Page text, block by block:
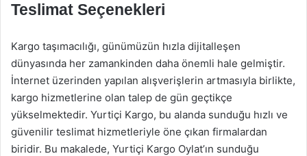
Teslimat Seçenekleri
Kargo taşımacılığı, günümüzün hızla dijitalleşen
dünyasında her zamankinden daha önemli hale gelmiştir.
İnternet üzerinden yapılan alışverişlerin artmasıyla birlikte,
kargo hizmetlerine olan talep de gün geçtikçe
yükselmektedir. Yurtiçi Kargo, bu alanda sunduğu hızlı ve
güvenilir teslimat hizmetleriyle öne çıkan firmalardan
biridir. Bu makalede, Yurtiçi Kargo Oylat’ın sunduğu